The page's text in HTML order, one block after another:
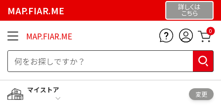
MAP.FIAR.ME 詳しくは
こちら
MAP.FIAR.ME 0
マイストア
変更